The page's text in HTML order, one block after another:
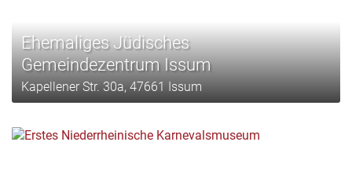
Ehemaliges Jüdisches
Gemeindezentrum Issum
Kapellener Str. 30a, 47661 Issum